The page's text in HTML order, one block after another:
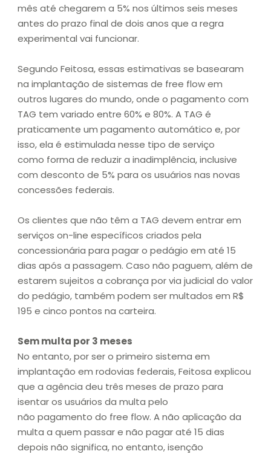
mês até chegarem a 5% nos últimos seis meses
antes do prazo final de dois anos que a regra
experimental vai funcionar.
Segundo Feitosa, essas estimativas se basearam
na implantação de sistemas de free flow em
outros lugares do mundo, onde o pagamento com
TAG tem variado entre 60% e 80%. A TAG é
praticamente um pagamento automático e, por
isso, ela é estimulada nesse tipo de serviço
como forma de reduzir a inadimplência, inclusive
com desconto de 5% para os usuários nas novas
concessões federais.
Os clientes que não têm a TAG devem entrar em
serviços on-line específicos criados pela
concessionária para pagar o pedágio em até 15
dias após a passagem. Caso não paguem, além de
estarem sujeitos a cobrança por via judicial do valor
do pedágio, também podem ser multados em R$
195 e cinco pontos na carteira.
Sem multa por 3 meses
No entanto, por ser o primeiro sistema em
implantação em rodovias federais, Feitosa explicou
que a agência deu três meses de prazo para
isentar os usuários da multa pelo
não pagamento do free flow. A não aplicação da
multa a quem passar e não pagar até 15 dias
depois não significa, no entanto, isenção